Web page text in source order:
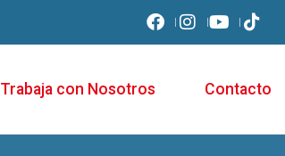
Trabaja con Nosotros Contacto